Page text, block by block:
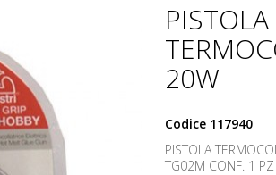
20W
Codice 117940
PISTOLA
TG02M CONF. 1